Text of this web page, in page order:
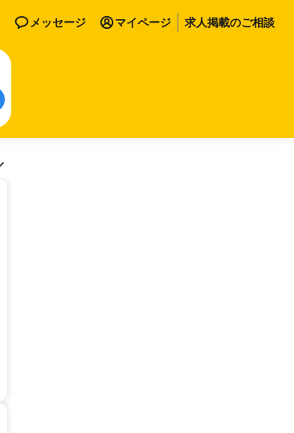
メッセージ マイページ 求人掲載のご相談